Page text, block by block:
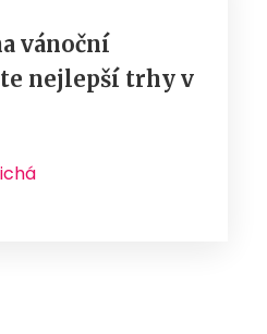
vánoční
nejlepší trhy v